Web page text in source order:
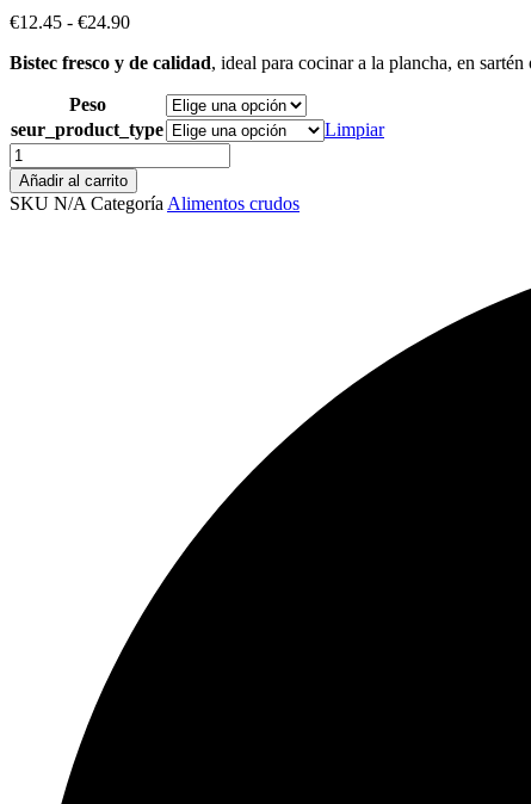
€12.45 - €24.90Rango
precios:
€12.45
hasta
€24.90
Bistec fresco y de calidad, ideal para cocinar a la plancha, en
Peso
seur_product_type
Limpiar
Bistec
cantidad
Añadir al carrito
SKU N/A Categoría Alimentos crudos